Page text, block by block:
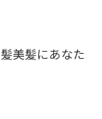
美髪にあなた